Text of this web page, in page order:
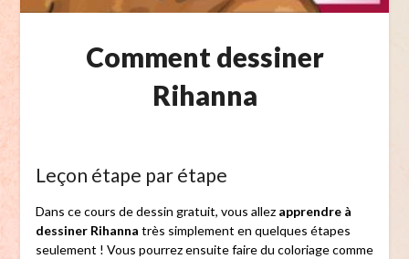
Comment dessiner
Rihanna
Leçon étape par étape
Dans ce cours de dessin gratuit, vous allez apprendre à
dessiner Rihanna très simplement en quelques étapes
seulement ! Vous pourrez ensuite faire du coloriage comme